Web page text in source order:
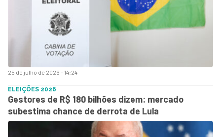
25 de julho de 2026 - 14:24
ELEIÇÕES 2026
Gestores de R$ 180 bilhões dizem: mercado
subestima chance de derrota de Lula